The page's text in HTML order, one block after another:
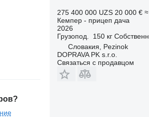
275 400 000 UZS 20 000 €
Кемпер - прицеп дача
2026
Грузопод.
150 кг
Словакия, Pezinok
DOPRAVA PK s.r.o.
Связаться с продавцом